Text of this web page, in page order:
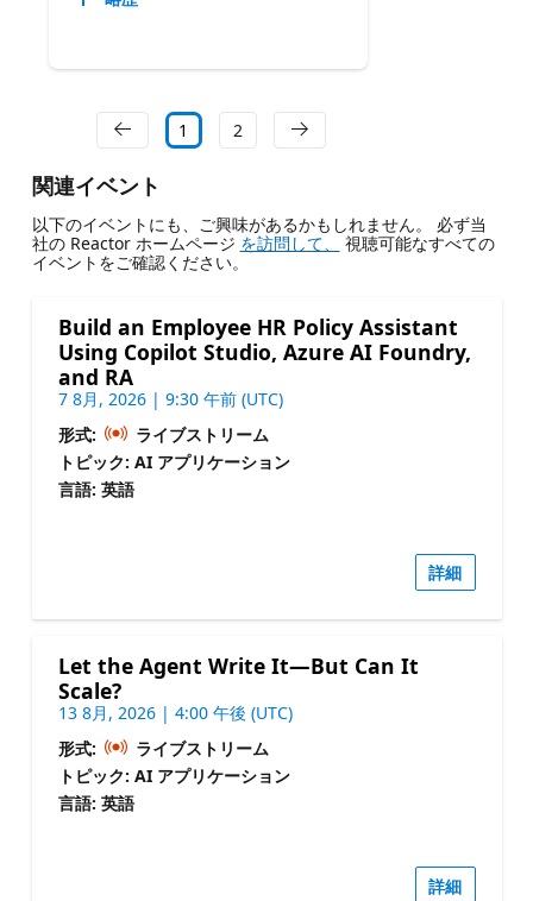
1 2
関連イベント
以下のイベントにも、ご興味があるかもしれません。 必ず当
社の Reactor ホームページ を訪問して、
視聴可能なすべての
イベントをご確認ください。
Build an Employee HR Policy Assistant
Using Copilot Studio, Azure AI Foundry,
and RA
7 8月, 2026 | 9:30 午前 (UTC)
形式:
ライブストリーム
トピック: AI アプリケーション
言語: 英語
詳細
Let the Agent Write It—But Can It
Scale?
13 8月, 2026 | 4:00 午後 (UTC)
形式:
ライブストリーム
トピック: AI アプリケーション
言語: 英語
詳細